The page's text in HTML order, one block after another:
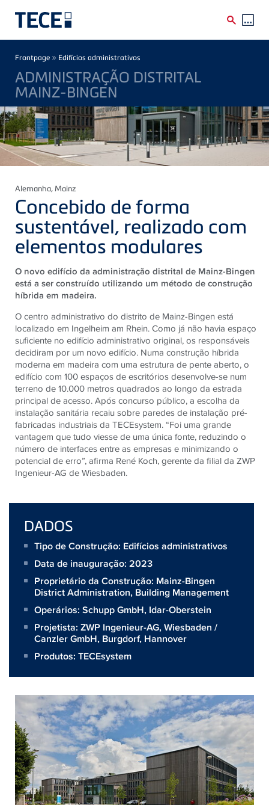
Breadcrumb
Frontpage » Edifícios administrativos
ADMINISTRAÇÃO DISTRITAL
MAINZ-BINGEN
Alemanha, Mainz
Concebido de forma
sustentável, realizado com
elementos modulares
O novo edifício da administração distrital de Mainz-Bingen
está a ser construído utilizando um método de construção
híbrida em madeira.
O centro administrativo do distrito de Mainz-Bingen está
localizado em Ingelheim am Rhein. Como já não havia espaço
suficiente no edifício administrativo original, os responsáveis ​​
decidiram por um novo edifício. Numa construção híbrida
moderna em madeira com uma estrutura de pente aberto, o
edifício com 100 espaços de escritórios desenvolve-se num
terreno de 10.000 metros quadrados ao longo da estrada
principal de acesso. Após concurso público, a escolha da
instalação sanitária recaiu sobre paredes de instalação pré-
fabricadas industriais da TECEsystem. “Foi uma grande
vantagem que tudo viesse de uma única fonte, reduzindo o
número de interfaces entre as empresas e minimizando o
potencial de erro”, afirma René Koch, gerente da filial da ZWP
Ingenieur-AG de Wiesbaden.
DADOS
Tipo de Construção: Edifícios administrativos
Data de inauguração: 2023
Proprietário da Construção: Mainz-Bingen
District Administration, Building Management
Operários: Schupp GmbH, Idar-Oberstein
Projetista: ZWP Ingenieur-AG, Wiesbaden /
Canzler GmbH, Burgdorf, Hannover
Produtos: TECEsystem